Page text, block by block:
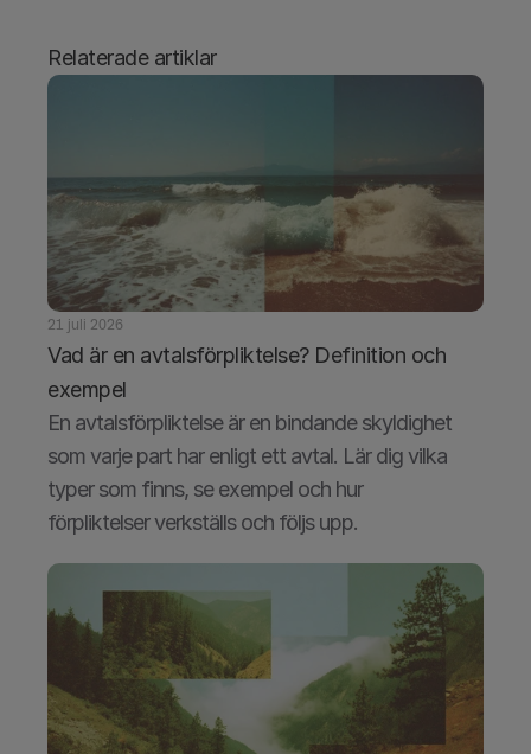
Relaterade artiklar
21 juli 2026
Vad är en avtalsförpliktelse? Definition och
exempel
En avtalsförpliktelse är en bindande skyldighet
som varje part har enligt ett avtal. Lär dig vilka
typer som finns, se exempel och hur
förpliktelser verkställs och följs upp.